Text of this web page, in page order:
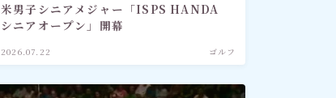
米男子シニアメジャー「ISPS HANDA
シニアオープン」開幕
2026.07.22 ゴルフ